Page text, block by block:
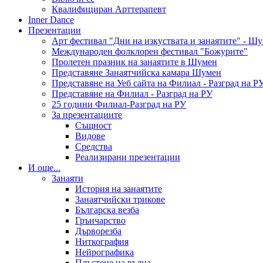
Квалифициран Арттерапевт
Inner Dance
Презентации
Арт фестивал "Дни на изкуствата и занаятите" -
Международен фолклорен фестивал "Божурите"
Пролетен празник на занаятите в Шумен
Представяне Занаятчийска камара Шумен
Представяне на Уеб сайта на Филиал - Разград на
Представяне на Филиал - Разград на РУ
25 години Филиал-Разград на РУ
За презентациите
Същност
Видове
Средства
Реализирани презентации
И още...
Занаяти
История на занаятите
Занаятчийски трикове
Българска везба
Грънчарство
Дърворезба
Ниткография
Нейрографика